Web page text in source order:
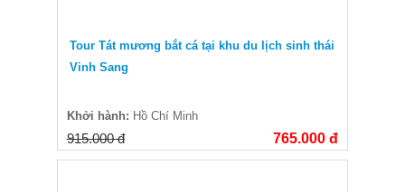
Tour Tát mương bắt cá tại khu du lịch sinh thái
Vinh Sang
Khởi hành: Hồ Chí Minh
915.000 đ 765.000 đ